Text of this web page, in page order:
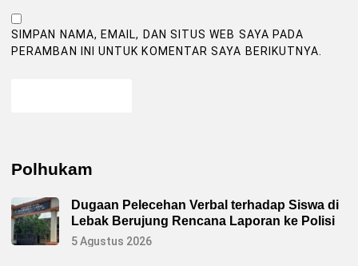
SIMPAN NAMA, EMAIL, DAN SITUS WEB SAYA PADA
PERAMBAN INI UNTUK KOMENTAR SAYA BERIKUTNYA.
Polhukam
Dugaan Pelecehan Verbal terhadap Siswa di
Lebak Berujung Rencana Laporan ke Polisi
5 Agustus 2026